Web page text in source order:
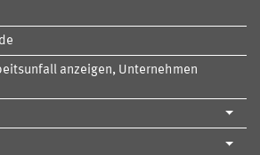
anzeigen, Unternehmen